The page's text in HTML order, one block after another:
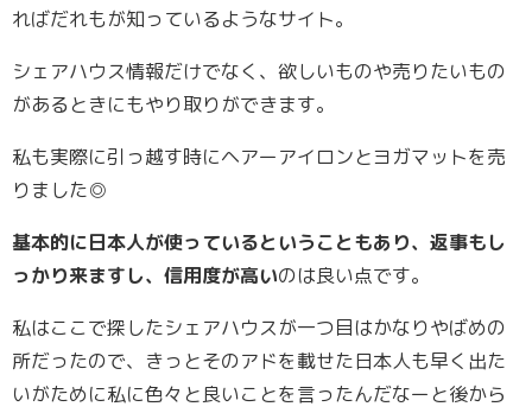
ればだれもが知っているようなサイト。
シェアハウス情報だけでなく、欲しいものや売りたいもの
があるときにもやり取りができます。
私も実際に引っ越す時にヘアーアイロンとヨガマットを売
りました◎
基本的に日本人が使っているということもあり、返事もし
っかり来ますし、信用度が高いのは良い点です。
私はここで探したシェアハウスが一つ目はかなりやばめの
所だったので、きっとそのアドを載せた日本人も早く出た
いがために私に色々と良いことを言ったんだなーと後から